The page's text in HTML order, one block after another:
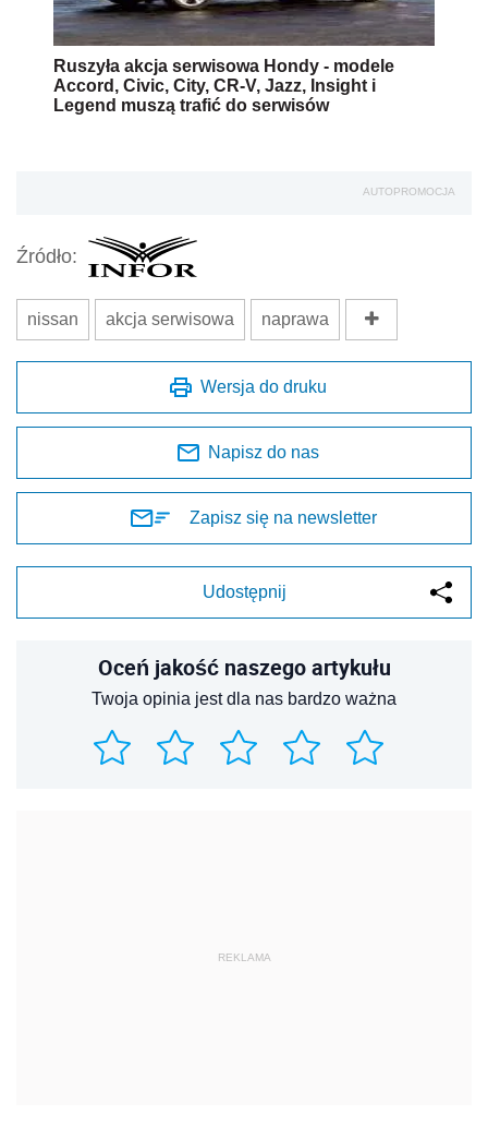
Ruszyła akcja serwisowa Hondy - modele
Accord, Civic, City, CR-V, Jazz, Insight i
Legend muszą trafić do serwisów
AUTOPROMOCJA
Źródło:
nissan akcja serwisowa naprawa
Wersja do druku
Napisz do nas
Zapisz się na newsletter
Udostępnij
Oceń jakość naszego artykułu
Twoja opinia jest dla nas bardzo ważna
REKLAMA